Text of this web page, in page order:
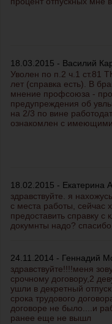
18.03.2015 - Василий
Уволен по п.2 ч.1 ст.81
лет (справка есть). В
мнение профсоюза -
предупреждения об
на 2/3 по вине
ознакомлен с
18.02.2015 - Екатерина
здравствуйте. я
с места работы, сейчас
предоставить справку с
докумнты надо? спасибо
24.11.2014 - Геннадий
здравствуйте!!!!меня
срочному договору,2
ушли в декретный
срока трудового
договоре не было....и
ранее еще не вышл